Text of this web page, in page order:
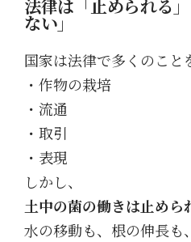
法律は「止められる
ない」
国家は法律で多くのこと
・作物の栽培
・流通
・取引
・表現
しかし、
土中の菌の働きは止めら
水の移動も、根の伸長も、